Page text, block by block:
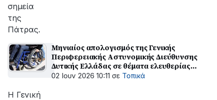
σημεία
της
Πάτρας.
Μηνιαίος απολογισμός της Γενικής
Περιφερειακής Αστυνομικής Διεύθυνσης
Δυτικής Ελλάδας σε θέματα ελευθερίας
κίνησης των πολιτών
02 Ιουν 2026 10:11 σε Τοπικά
Η Γενική